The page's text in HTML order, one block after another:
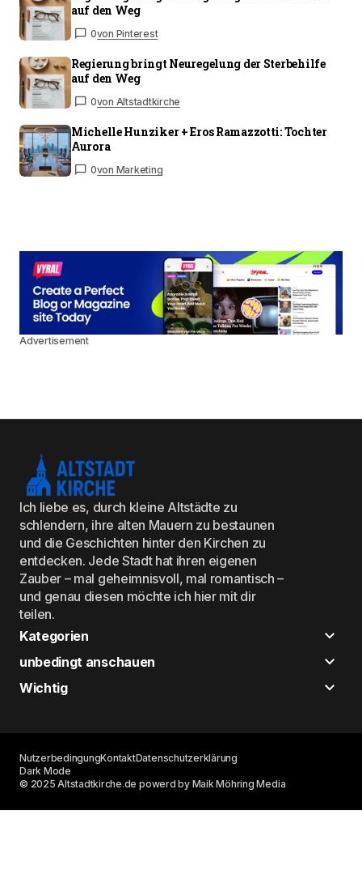
auf den Weg
0von Pinterest
Regierung bringt Neuregelung der Sterbehilfe
auf den Weg
0von Altstadtkirche
Michelle Hunziker + Eros Ramazzotti: Tochter
Aurora
0von Marketing
Advertisement
Ich liebe es, durch kleine Altstädte zu
schlendern, ihre alten Mauern zu bestaunen
und die Geschichten hinter den Kirchen zu
entdecken. Jede Stadt hat ihren eigenen
Zauber – mal geheimnisvoll, mal romantisch –
und genau diesen möchte ich hier mit dir
teilen.
Kategorien
unbedingt anschauen
Wichtig
© 2025 Altstadtkirche.de powerd by Maik Möhring Media
NutzerbedingungKontaktDatenschutzerklärung
Dark Mode